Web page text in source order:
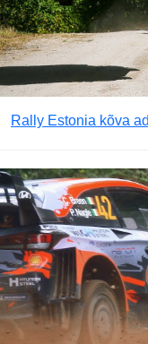
Rally Estonia kõva